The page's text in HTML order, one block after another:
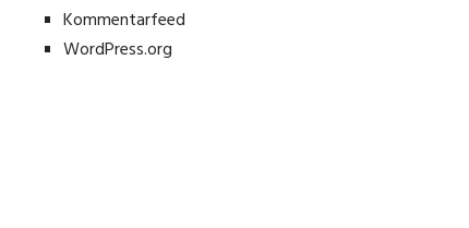
Kommentarfeed
WordPress.org